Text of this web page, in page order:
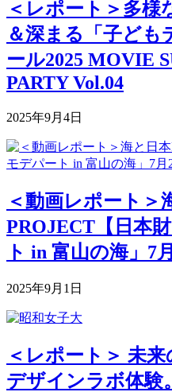
＜レポート＞多様
＆深まる「子ど
ール2025 MOVIE
PARTY Vol.04
2025年9月4日
＜動画レポート＞
PROJECT【日本
ト in 富山の海」7
2025年9月1日
＜レポート＞ 未
デザインラボ体験